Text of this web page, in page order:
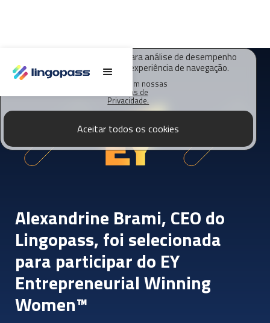
O Lingopass utiliza cookies para análise de desempenho
deste site e melhorar sua experiência de navegação.
Saiba mais em nossas
Políticas de
Privacidade.
Aceitar todos os cookies
Alexandrine Brami, CEO do
Lingopass, foi selecionada
para participar do EY
Entrepreneurial Winning
Women™